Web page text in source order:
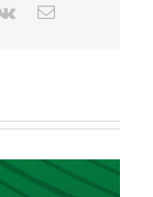
Vk Email